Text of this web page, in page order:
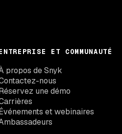
ET COMMUNAUTÉ
propos de Snyk
nous
une démo
et webinaires